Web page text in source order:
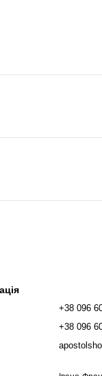
+38 096
+38 096